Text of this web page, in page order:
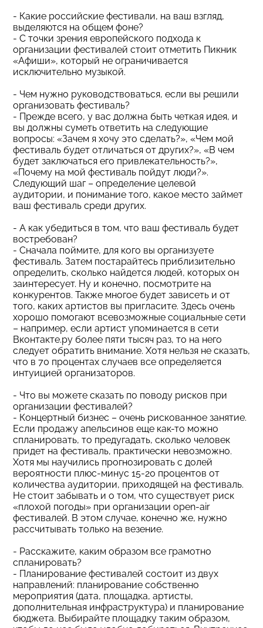
- Какие российские фестивали, на ваш взгляд,
выделяются на общем фоне?
- С точки зрения европейского подхода к
организации фестивалей стоит отметить Пикник
«Афиши», который не ограничивается
исключительно музыкой.
- Чем нужно руководствоваться, если вы решили
организовать фестиваль?
- Прежде всего, у вас должна быть четкая идея, и
вы должны суметь ответить на следующие
вопросы: «Зачем я хочу это сделать?», «Чем мой
фестиваль будет отличаться от других?», «В чем
будет заключаться его привлекательность?»,
«Почему на мой фестиваль пойдут люди?».
Следующий шаг – определение целевой
аудитории, и понимание того, какое место займет
ваш фестиваль среди других.
- А как убедиться в том, что ваш фестиваль будет
востребован?
- Сначала поймите, для кого вы организуете
фестиваль. Затем постарайтесь приблизительно
определить, сколько найдется людей, которых он
заинтересует. Ну и конечно, посмотрите на
конкурентов. Также многое будет зависеть и от
того, каких артистов вы пригласите. Здесь очень
хорошо помогают всевозможные социальные сети
– например, если артист упоминается в сети
Вконтакте.ру более пяти тысяч раз, то на него
следует обратить внимание. Хотя нельзя не сказать,
что в 70 процентах случаев все определяется
интуицией организаторов.
- Что вы можете сказать по поводу рисков при
организации фестивалей?
- Концертный бизнес – очень рискованное занятие.
Если продажу апельсинов еще как-то можно
спланировать, то предугадать, сколько человек
придет на фестиваль, практически невозможно.
Хотя мы научились прогнозировать с долей
вероятности плюс-минус 15-20 процентов от
количества аудитории, приходящей на фестиваль.
Не стоит забывать и о том, что существует риск
«плохой погоды» при организации open-air
фестивалей. В этом случае, конечно же, нужно
рассчитывать только на везение.
- Расскажите, каким образом все грамотно
спланировать?
- Планирование фестивалей состоит из двух
направлений: планирование собственно
мероприятия (дата, площадка, артисты,
дополнительная инфраструктура) и планирование
бюджета. Выбирайте площадку таким образом,